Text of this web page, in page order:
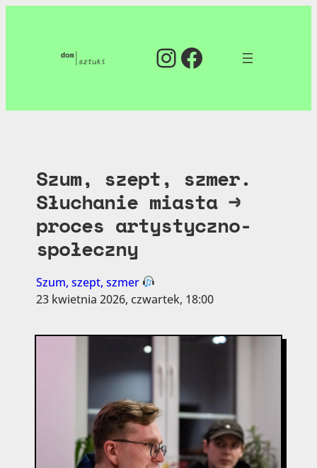
InstagramFacebook
Szum, szept, szmer.
Słuchanie miasta →
proces artystyczno-
społeczny
Szum, szept, szmer
23 kwietnia 2026, czwartek, 18:00